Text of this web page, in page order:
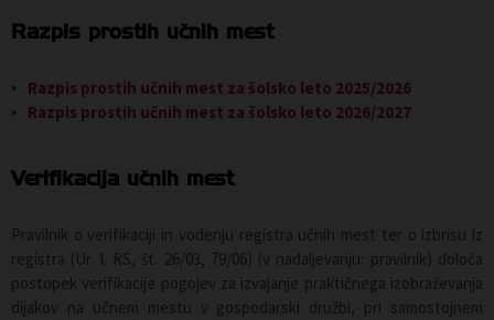
Razpis prostih učnih mest
Razpis prostih učnih mest za šolsko leto 2025/2026
Razpis prostih učnih mest za šolsko leto 2026/2027
Verifikacija učnih mest
Pravilnik o verifikaciji in vodenju registra učnih mest ter o izbrisu iz
registra (Ur. l. RS, št. 26/03, 79/06) (v nadaljevanju: pravilnik) določa
postopek verifikacije pogojev za izvajanje praktičnega izobraževanja
dijakov na učnem mestu v gospodarski družbi, pri samostojnem